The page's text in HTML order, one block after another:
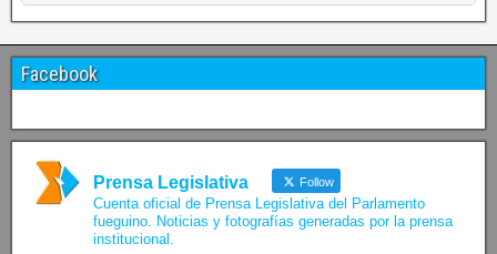
Facebook
Prensa Legislativa Follow
Cuenta oficial de Prensa Legislativa del Parlamento
fueguino. Noticias y fotografías generadas por la prensa
institucional.